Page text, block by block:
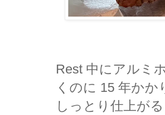
Rest 中にアルミ
くのに 15 年か
しっとり仕上が